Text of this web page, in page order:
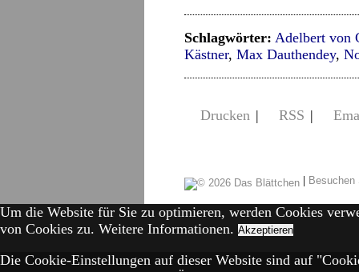
Schlagwörter: Adelbert von
Kästner, Max Dauthendey,
Drucken | RSS |
|
Um die Website für Sie zu optimieren, werden Cookies
von Cookies zu. Weitere Informationen. Akzeptieren
Die Cookie-Einstellungen auf dieser Website sind auf